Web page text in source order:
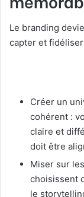
Le branding
capter et
Créer un
cohérent :
claire et
doit être
Miser sur
choisissent
le